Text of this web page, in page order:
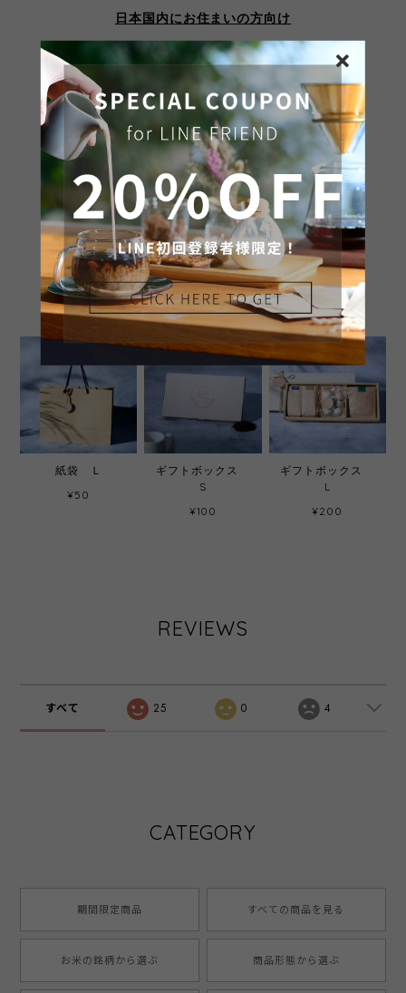
日本国内にお住まいの方向け
SHARE ON
通報する
RELATED ITEMS
紙袋 Ｌ
¥50
ギフトボックス
S
¥100
ギフトボックス
L
¥200
REVIEWS
すべて 25 0 4
CATEGORY
期間限定商品 すべての商品を見る
お米の銘柄から選ぶ 商品形態から選ぶ